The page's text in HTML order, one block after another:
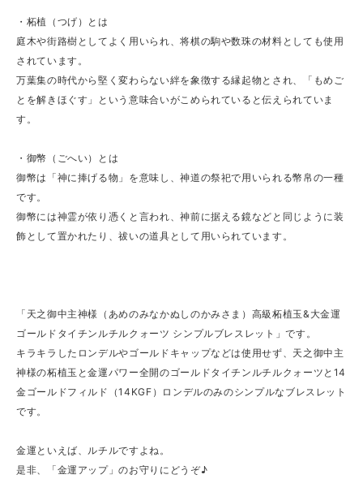
・柘植（つげ）とは
庭木や街路樹としてよく用いられ、将棋の駒や数珠の材料としても使用
されています。
万葉集の時代から堅く変わらない絆を象徴する縁起物とされ、「もめご
とを解きほぐす」という意味合いがこめられていると伝えられていま
す。
・御幣（ごへい）とは
御幣は「神に捧げる物」を意味し、神道の祭祀で用いられる幣帛の一種
です。
御幣には神霊が依り憑くと言われ、神前に据える鏡などと同じように装
飾として置かれたり、祓いの道具として用いられています。
「天之御中主神様（あめのみなかぬしのかみさま）高級柘植玉&大金運
ゴールドタイチンルチルクォーツ シンプルブレスレット」です。
キラキラしたロンデルやゴールドキャップなどは使用せず、天之御中主
神様の柘植玉と金運パワー全開のゴールドタイチンルチルクォーツと14
金ゴールドフィルド（14KGF）ロンデルのみのシンプルなブレスレット
です。
金運といえば、ルチルですよね。
是非、「金運アップ」のお守りにどうぞ♪